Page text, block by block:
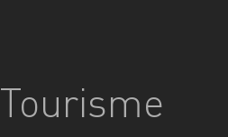
Tourisme